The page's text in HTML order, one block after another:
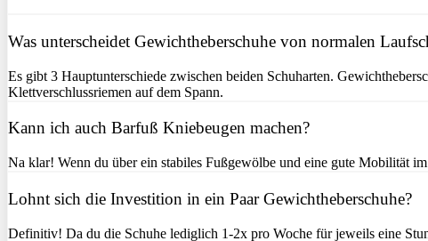
Was unterscheidet Gewichtheberschuhe von normalen
Es gibt 3 Hauptunterschiede zwischen beiden Schuharten.
Klettverschlussriemen auf dem Spann.
Kann ich auch Barfuß Kniebeugen machen?
Na klar! Wenn du über ein stabiles Fußgewölbe und eine gute Mobilität
Lohnt sich die Investition in ein Paar Gewichtheberschuhe?
Definitiv! Da du die Schuhe lediglich 1-2x pro Woche für jeweils eine